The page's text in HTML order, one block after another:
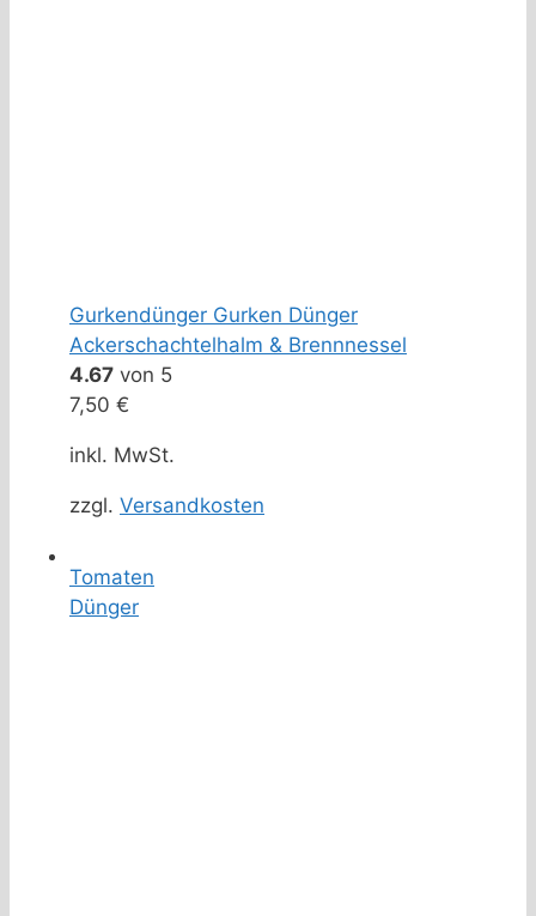
Gurkendünger Gurken Dünger
Ackerschachtelhalm & Brennnessel
4.67 von 5
7,50 €
inkl. MwSt.
zzgl. Versandkosten
Tomaten
Dünger